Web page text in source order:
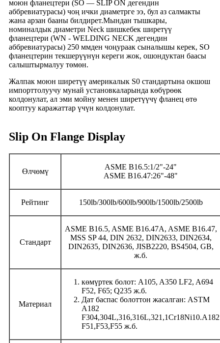
моюн фланецтери (SO — SLIP ON дегендин
аббревиатурасы) чоң ички диаметрге ээ, бул аз салмакты
жана арзан бааны билдирет.Мындан тышкары,
номиналдык диаметри Neck шишкебек ширетүү
фланецтери (WN - WELDING NECK дегендин
аббревиатурасы) 250 ммден чоңураак сыналышы керек, SO
фланецтерин текшерүүнүн кереги жок, ошондуктан баасы
салыштырмалуу төмөн.
Жалпак моюн ширетүү америкалык S0 стандартына окшош
импорттолуучу мунай установкаларында көбүрөөк
колдонулат, ал эми мойну менен ширетүүчү фланец өтө
кооптуу каражаттар үчүн колдонулат.
Slip On Flange Display
Өлчөмү
ASME B16.5:1/2"-24"
ASME B16.47:26"-48"
Рейтинг 150lb/300lb/600lb/900lb/1500lb/2500lb
Стандарт
ASME B16.5, ASME B16.47A, ASME B16.47,
MSS SP 44, DIN 2632, DIN2633, DIN2634,
DIN2635, DIN2636, JISB2220, BS4504, GB,
ж.б.
Материал
көмүртек болот: A105, A350 LF2, A694
F52, F65; Q235 ж.б.
Дат баспас болоттон жасалган: ASTM
A182
F304,304L,316,316L,321,1Cr18Ni10.A182
F51,F53,F55 ж.б.